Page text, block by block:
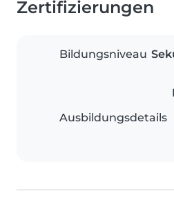
Zertifizierungen
Bildungsniveau
Ausbildungsdetails